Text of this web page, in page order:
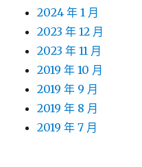
2024 年 1 月
2023 年 12 月
2023 年 11 月
2019 年 10 月
2019 年 9 月
2019 年 8 月
2019 年 7 月